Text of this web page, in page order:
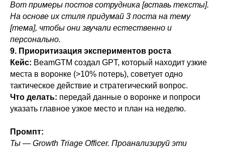
Вот примеры постов сотрудника [вставь тексты].
На основе их стиля придумай 3 поста на тему
[тема], чтобы они звучали естественно и
персонально.
9. Приоритизация экспериментов роста
Кейс: BeamGTM создал GPT, который находит узкие
места в воронке (>10% потерь), советует одно
тактическое действие и стратегический вопрос.
Что делать: передай данные о воронке и попроси
указать главное узкое место и план на неделю.
Промпт:
Ты — Growth Triage Officer. Проанализируй эти